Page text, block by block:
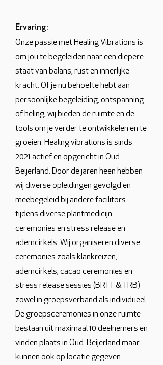
Ervaring:
Onze passie met Healing Vibrations is
om jou te begeleiden naar een diepere
staat van balans, rust en innerlijke
kracht. Of je nu behoefte hebt aan
persoonlijke begeleiding, ontspanning
of heling, wij bieden de ruimte en de
tools om je verder te ontwikkelen en te
groeien. Healing vibrations is sinds
2021 actief en opgericht in Oud-
Beijerland. Door de jaren heen hebben
wij diverse opleidingen gevolgd en
meebegeleid bij andere facilitors
tijdens diverse plantmedicijn
ceremonies en stress release en
ademcirkels. Wij organiseren diverse
ceremonies zoals klankreizen,
ademcirkels, cacao ceremonies en
stress release sessies (BRTT & TRB)
zowel in groepsverband als individueel.
De groepsceremonies in onze ruimte
bestaan uit maximaal 10 deelnemers en
vinden plaats in Oud-Beijerland maar
kunnen ook op locatie gegeven